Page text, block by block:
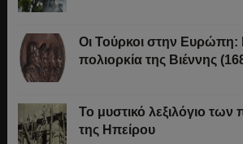
Οι Τούρκοι στην Ευρώπη:
πολιορκία της Βιέννης
Το μυστικό λεξιλόγιο των
της Ηπείρου